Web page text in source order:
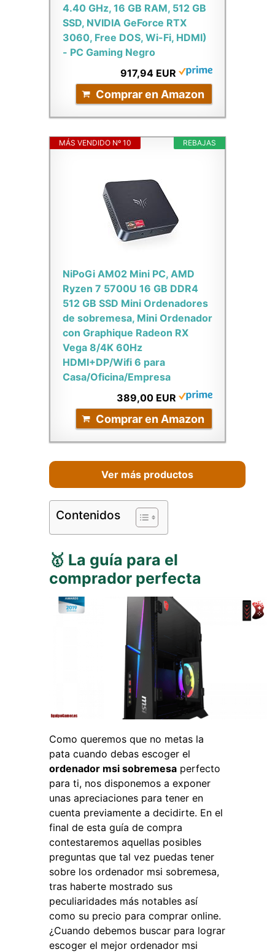
4.40 GHz, 16 GB RAM, 512 GB
SSD, NVIDIA GeForce RTX
3060, Free DOS, Wi-Fi, HDMI)
- PC Gaming Negro
917,94 EUR
Comprar en Amazon
REBAJAS
MÁS VENDIDO Nº 10
NiPoGi AM02 Mini PC, AMD
Ryzen 7 5700U 16 GB DDR4
512 GB SSD Mini Ordenadores
de sobremesa, Mini Ordenador
con Graphique Radeon RX
Vega 8/4K 60Hz
HDMI+DP/Wifi 6 para
Casa/Oficina/Empresa
389,00 EUR
Comprar en Amazon
Ver más productos
Contenidos
🥇 La guía para el
comprador perfecta
Como queremos que no metas la
pata cuando debas escoger el
ordenador msi sobremesa perfecto
para ti, nos disponemos a exponer
unas apreciaciones para tener en
cuenta previamente a decidirte. En el
final de esta guía de compra
contestaremos aquellas posibles
preguntas que tal vez puedas tener
sobre los ordenador msi sobremesa,
tras haberte mostrado sus
peculiaridades más notables así
como su precio para comprar online.
¿Cuando debemos buscar para lograr
escoger el mejor ordenador msi